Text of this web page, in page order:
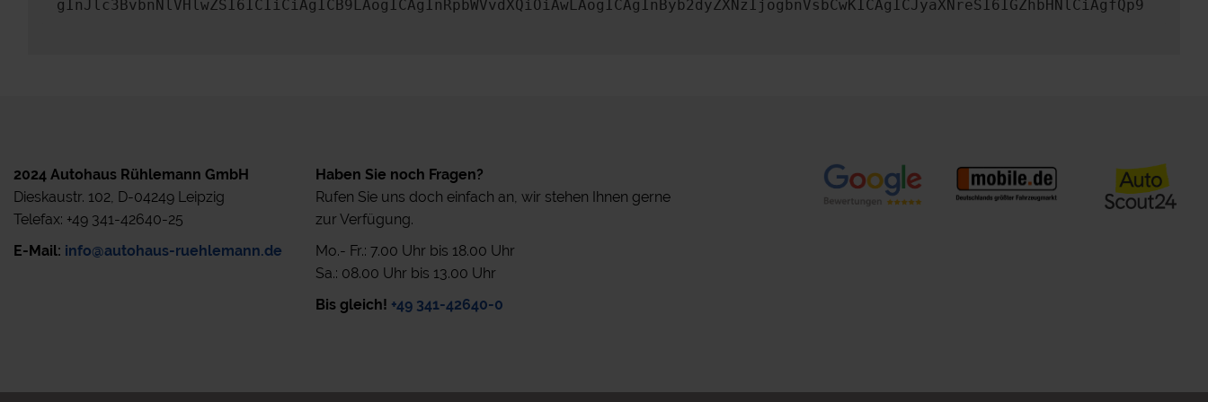
gInJlc3BvbnNlVHlwZSI6ICIiCiAgICB9LAogICAgInRpbWVvdXQiOiAwLAogICAgInByb2dyZXNzIjogbnVsbCwKICAgICJyaXNreSI6IGZhbHNlCiAgfQp9
2024 Autohaus Rühlemann GmbH
Dieskaustr. 102, D-04249 Leipzig
Telefax: +49 341-42640-25
E-Mail: info@autohaus-ruehlemann.de
Haben Sie noch Fragen?
Rufen Sie uns doch einfach an, wir stehen Ihnen gerne
zur Verfügung.
Mo.- Fr.: 7.00 Uhr bis 18.00 Uhr
Sa.: 08.00 Uhr bis 13.00 Uhr
Bis gleich! +49 341-42640-0